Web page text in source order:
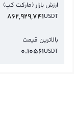
ارزش بازار (مارکت کپ)
USDT
862,929,741
بالاترین قیمت
USDT
0.10561